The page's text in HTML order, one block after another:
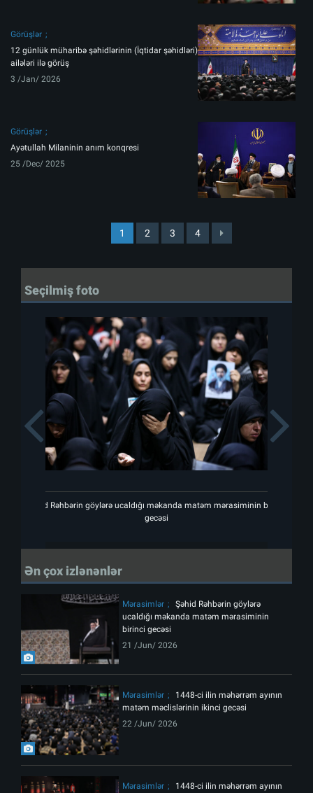
Görüşlər
12 günlük müharibə şəhidlərinin (İqtidar şəhidləri)
ailələri ilə görüş
3 /Jan/ 2026
Görüşlər
Ayətullah Milaninin anım konqresi
25 /Dec/ 2025
1 2 3 4
Seçilmiş foto
Şəhid Rəhbərin göylərə ucaldığı məkanda matəm mərasiminin birinci
gecəsi
Previous
Ən çox izlənənlər
Mərasimlər
Şəhid Rəhbərin göylərə
ucaldığı məkanda matəm mərasiminin
birinci gecəsi
21 /Jun/ 2026
Mərasimlər
1448-ci ilin məhərrəm ayının
matəm məclislərinin ikinci gecəsi
22 /Jun/ 2026
Mərasimlər
1448-ci ilin məhərrəm ayının